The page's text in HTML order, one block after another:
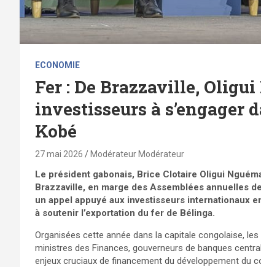
ECONOMIE
Fer : De Brazzaville,
investisseurs à s’engager
Kobé
27 mai 2026 Modérateur Modérateur
Le président gabonais, Brice Clotaire Oligui
Brazzaville, en marge des Assemblées annuelles
un appel appuyé aux investisseurs internationaux
à soutenir l’exportation du fer de Bélinga.
Organisées cette année dans la capitale congolaise,
ministres des Finances, gouverneurs de banques
enjeux cruciaux de financement du développement du